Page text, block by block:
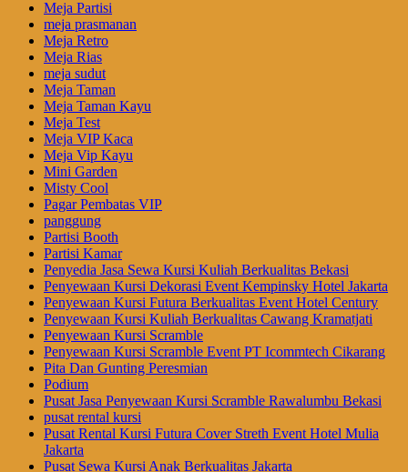
Meja Partisi
meja prasmanan
Meja Retro
Meja Rias
meja sudut
Meja Taman
Meja Taman Kayu
Meja Test
Meja VIP Kaca
Meja Vip Kayu
Mini Garden
Misty Cool
Pagar Pembatas VIP
panggung
Partisi Booth
Partisi Kamar
Penyedia Jasa Sewa Kursi Kuliah Berkualitas Bekasi
Penyewaan Kursi Dekorasi Event Kempinsky Hotel Jakarta
Penyewaan Kursi Futura Berkualitas Event Hotel Century
Penyewaan Kursi Kuliah Berkualitas Cawang Kramatjati
Penyewaan Kursi Scramble
Penyewaan Kursi Scramble Event PT Icommtech Cikarang
Pita Dan Gunting Peresmian
Podium
Pusat Jasa Penyewaan Kursi Scramble Rawalumbu Bekasi
pusat rental kursi
Pusat Rental Kursi Futura Cover Streth Event Hotel Mulia
Jakarta
Pusat Sewa Kursi Anak Berkualitas Jakarta